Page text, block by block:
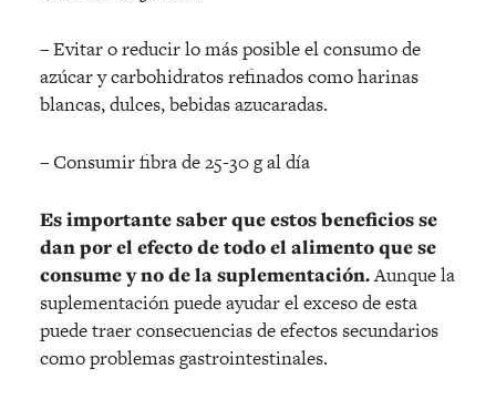
– Evitar o reducir lo más posible el consumo de
azúcar y carbohidratos refinados como harinas
blancas, dulces, bebidas azucaradas.
– Consumir fibra de 25-30 g al día
Es importante saber que estos beneficios se
dan por el efecto de todo el alimento que se
consume y no de la suplementación.Aunque la
suplementación puede ayudar el exceso de esta
puede traer consecuencias de efectos secundarios
como problemas gastrointestinales.